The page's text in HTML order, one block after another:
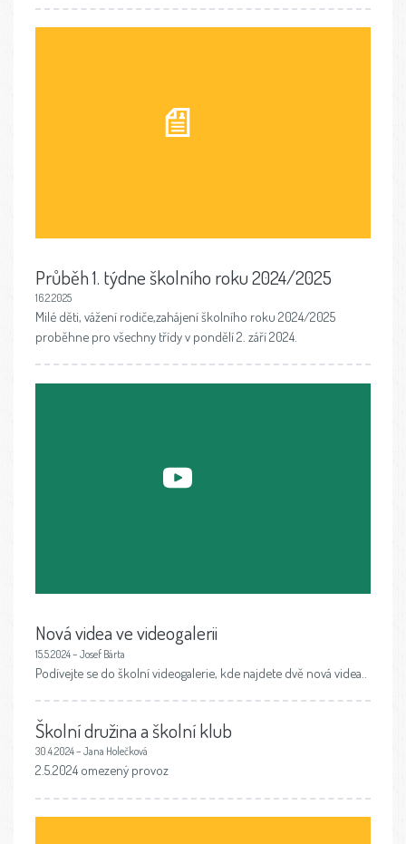
Průběh 1. týdne školního roku 2024/2025
16.2.2025
Milé děti, vážení rodiče,zahájení školního roku 2024/2025
proběhne pro všechny třídy v pondělí 2. září 2024.
Nová videa ve videogalerii
15.5.2024 – Josef Bárta
Podívejte se do školní videogalerie, kde najdete dvě nová videa..
Školní družina a školní klub
30.4.2024 – Jana Holečková
2.5.2024 omezený provoz